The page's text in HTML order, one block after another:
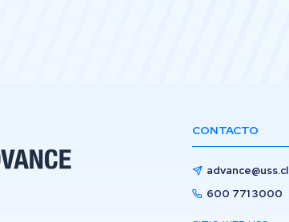
CONTACTO
advance@uss.cl
600 771 3000